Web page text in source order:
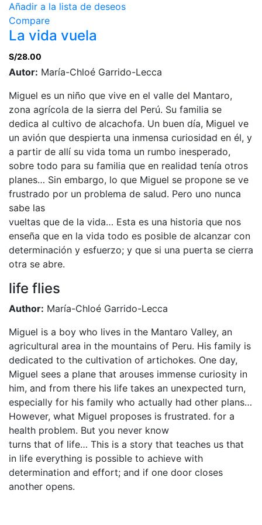
Añadir a la lista de deseos
Compare
La vida vuela
S/28.00
Autor: María-Chloé Garrido-Lecca
Miguel es un niño que vive en el valle del Mantaro,
zona agrícola de la sierra del Perú. Su familia se
dedica al cultivo de alcachofa. Un buen día, Miguel ve
un avión que despierta una inmensa curiosidad en él, y
a partir de allí su vida toma un rumbo inesperado,
sobre todo para su familia que en realidad tenía otros
planes… Sin embargo, lo que Miguel se propone se ve
frustrado por un problema de salud. Pero uno nunca
sabe las
vueltas que de la vida… Esta es una historia que nos
enseña que en la vida todo es posible de alcanzar con
determinación y esfuerzo; y que si una puerta se cierra
otra se abre.
life flies
Author: María-Chloé Garrido-Lecca
Miguel is a boy who lives in the Mantaro Valley, an
agricultural area in the mountains of Peru. His family is
dedicated to the cultivation of artichokes. One day,
Miguel sees a plane that arouses immense curiosity in
him, and from there his life takes an unexpected turn,
especially for his family who actually had other plans…
However, what Miguel proposes is frustrated. for a
health problem. But you never know
turns that of life… This is a story that teaches us that
in life everything is possible to achieve with
determination and effort; and if one door closes
another opens.